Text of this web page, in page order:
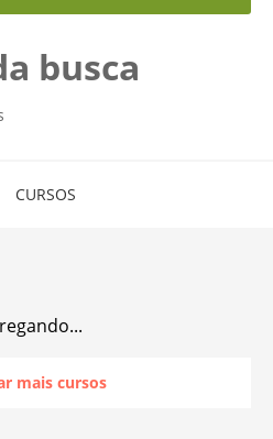
busca
CURSOS
mais cursos